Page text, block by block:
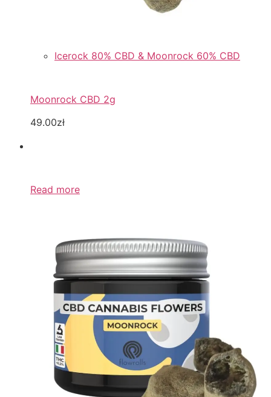
Icerock 80% CBD & Moonrock 60% CBD
Moonrock CBD 2g
49.00zł
Read more